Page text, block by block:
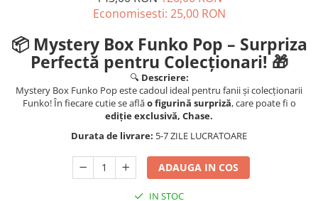
Economisesti: 25,00 RON
📦 Mystery Box Funko Pop – Surpriza
Perfectă pentru Colecționari! 🎁
🔍 Descriere:
Mystery Box Funko Pop este cadoul ideal pentru fanii și colecționarii
Funko! În fiecare cutie se aflăo figurină surpriză, care poate fi o
ediție exclusivă, Chase.
Durata de livrare: 5-7 ZILE LUCRATOARE
ADAUGA IN COS
IN STOC